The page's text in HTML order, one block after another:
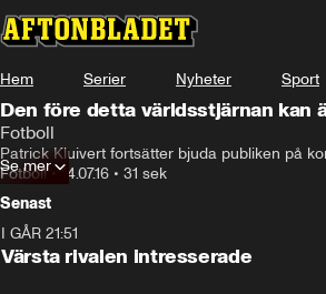
Hem Serier Nyheter Sport
Den före detta världsstjärnan kan
Fotboll
Patrick Kluivert fortsätter bjuda publiken på
Fotboll•14.07.16 • 31 sek
Se mer
Senast
I GÅR 21:51
Värsta rivalen intresserade